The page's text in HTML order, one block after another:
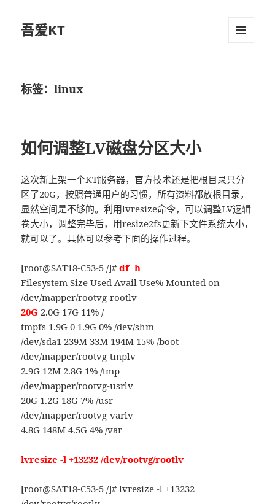
吾爱KT
标签：linux
如何调整LV磁盘分区大小
这次新上架一个KT服务器，官方技术还是把根目录只分
区了20G，按照普通用户的习惯，所有资料都放根目录，
显然空间是不够的。利用lvresize命令，可以调整LV逻辑
卷大小，调整完毕后，用resize2fs更新下文件系统大小，
就可以了。具体可以参考下面的操作过程。
[root@SAT18-C53-5 /]#df -h
Filesystem Size Used Avail Use% Mounted on
/dev/mapper/rootvg-rootlv
20G 2.0G 17G 11% /
tmpfs 1.9G 0 1.9G 0% /dev/shm
/dev/sda1 239M 33M 194M 15% /boot
/dev/mapper/rootvg-tmplv
2.9G 12M 2.8G 1% /tmp
/dev/mapper/rootvg-usrlv
20G 1.2G 18G 7% /usr
/dev/mapper/rootvg-varlv
4.8G 148M 4.5G 4% /var
lvresize -l +13232 /dev/rootvg/rootlv
[root@SAT18-C53-5 /]# lvresize -l +13232